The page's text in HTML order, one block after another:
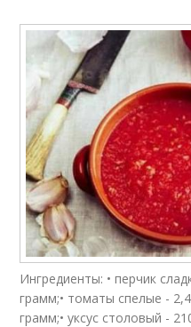
Ингредиенты: • перчик
грамм;• томаты спелые -
грамм;• уксус столовый -